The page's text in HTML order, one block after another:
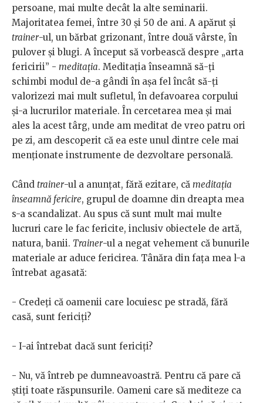
persoane, mai multe decât la alte seminarii.
Majoritatea femei, între 30 și 50 de ani. A apărut și
trainer-ul, un bărbat grizonant, între două vârste, în
pulover și blugi. A început să vorbească despre „arta
fericirii” - meditația. Meditația înseamnă să-ți
schimbi modul de-a gândi în așa fel încât să-ți
valorizezi mai mult sufletul, în defavoarea corpului
și-a lucrurilor materiale. În cercetarea mea și mai
ales la acest târg, unde am meditat de vreo patru ori
pe zi, am descoperit că ea este unul dintre cele mai
menționate instrumente de dezvoltare personală.
Când trainer-ul a anunțat, fără ezitare, că meditația
înseamnă fericire, grupul de doamne din dreapta mea
s-a scandalizat. Au spus că sunt mult mai multe
lucruri care le fac fericite, inclusiv obiectele de artă,
natura, banii. Trainer-ul a negat vehement că bunurile
materiale ar aduce fericirea. Tânăra din fața mea l-a
întrebat agasată:
- Credeți că oamenii care locuiesc pe stradă, fără
casă, sunt fericiți?
- I-ai întrebat dacă sunt fericiți?
- Nu, vă întreb pe dumneavoastră. Pentru că pare că
știți toate răspunsurile. Oameni care să mediteze ca